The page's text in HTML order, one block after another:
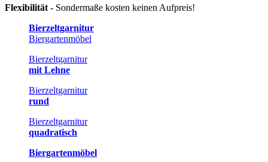
Flexibilität - Sondermaße kosten keinen Aufpreis!
Bierzeltgarnitur
Biergartenmöbel
Bierzeltgarnitur
mit Lehne
Bierzeltgarnitur
rund
Bierzeltgarnitur
quadratisch
Biergartenmöbel